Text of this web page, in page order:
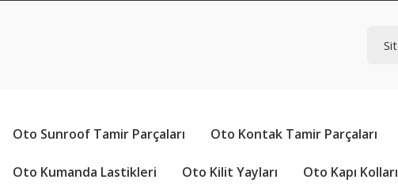
Oto Sunroof Tamir Parçaları Oto Kontak Tamir Parçaları
Oto Kumanda Lastikleri Oto Kilit Yayları Oto Kapı Kolları